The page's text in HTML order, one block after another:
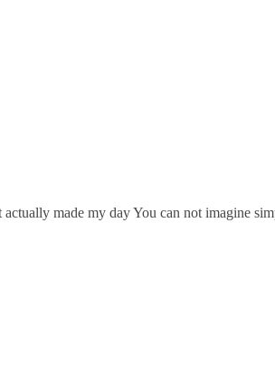
made my day You can not imagine